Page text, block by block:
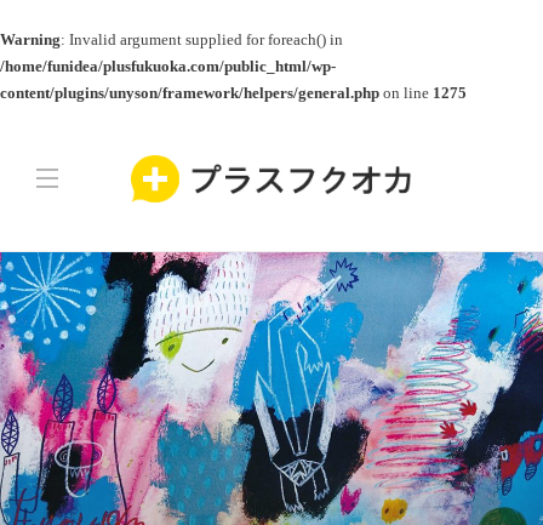
Warning: Invalid argument supplied for foreach() in
/home/funidea/plusfukuoka.com/public_html/wp-
content/plugins/unyson/framework/helpers/general.php on line 1275